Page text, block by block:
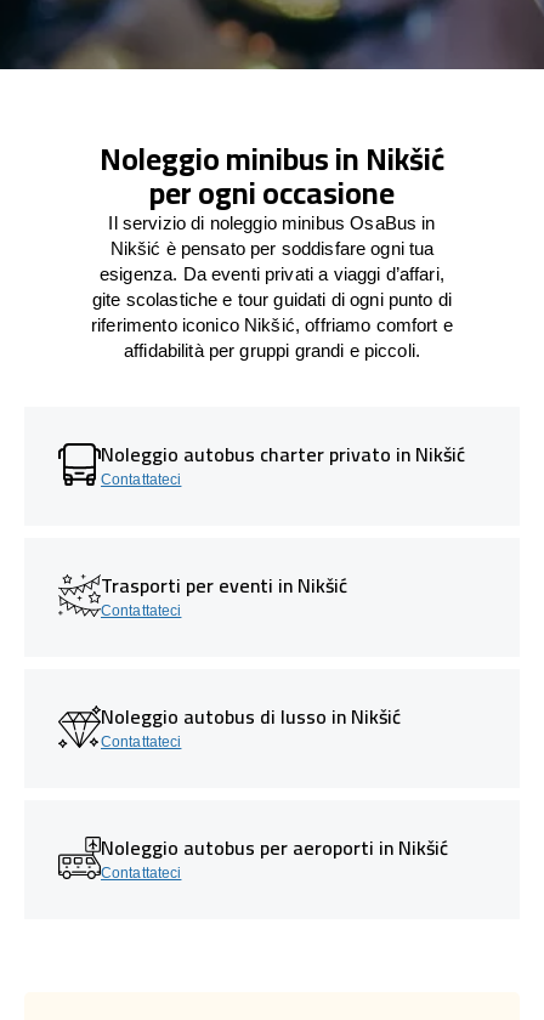
Noleggio minibus in Nikšić
per ogni occasione
Il servizio di noleggio minibus OsaBus in
Nikšić è pensato per soddisfare ogni tua
esigenza. Da eventi privati a viaggi d’affari,
gite scolastiche e tour guidati di ogni punto di
riferimento iconico Nikšić, offriamo comfort e
affidabilità per gruppi grandi e piccoli.
Noleggio autobus charter privato in Nikšić
Contattateci
Trasporti per eventi in Nikšić
Contattateci
Noleggio autobus di lusso in Nikšić
Contattateci
Noleggio autobus per aeroporti in Nikšić
Contattateci